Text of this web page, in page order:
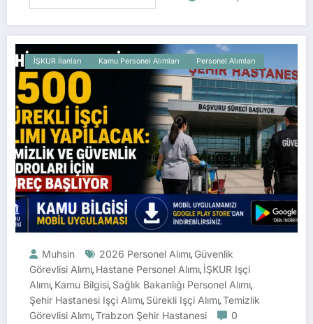
İŞKUR İlanları Kamu Personel Alımları Personel Alımları
Muhsin 2026 Personel Alımı, Güvenlik
Görevlisi Alımı, Hastane Personel Alımı, İŞKUR Işçi
Alımı, Kamu Bilgisi, Sağlık Bakanlığı Personel Alımı,
Şehir Hastanesi Işçi Alımı, Sürekli Işçi Alımı,Temizlik
Görevlisi Alımı,Trabzon Şehir Hastanesi
0